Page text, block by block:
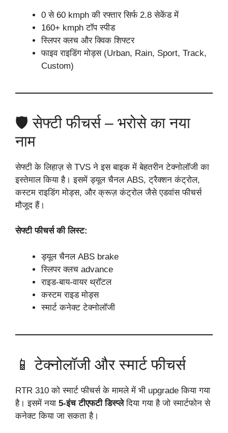
0 से 60 kmph की रफ्तार सिर्फ 2.8 सेकेंड में
160+ kmph टॉप स्पीड
स्लिपर क्लच और क्विक शिफ्टर
फाइव राइडिंग मोड्स (Urban, Rain, Sport, Track,
Custom)
🛡️ सेफ्टी फीचर्स – भरोसे का नया
नाम
सेफ्टी के लिहाज़ से TVS ने इस बाइक में बेहतरीन टेक्नोलॉजी का
इस्तेमाल किया है। इसमें ड्यूल चैनल ABS, ट्रैक्शन कंट्रोल,
कस्टम राइडिंग मोड्स, और क्रूज़ कंट्रोल जैसे एडवांस फीचर्स
मौजूद हैं।
सेफ्टी फीचर्स की लिस्ट:
ड्यूल चैनल ABS brake
स्लिपर क्लच advance
राइड-बाय-वायर थ्रॉटल
कस्टम राइड मोड्स
स्मार्ट कनेक्ट टेक्नोलॉजी
📱 टेक्नोलॉजी और स्मार्ट फीचर्स
RTR 310 को स्मार्ट फीचर्स के मामले में भी upgrade किया गया
है। इसमें नया 5-इंच टीएफटी डिस्प्लेदिया गया है जो स्मार्टफोन से
कनेक्ट किया जा सकता है।